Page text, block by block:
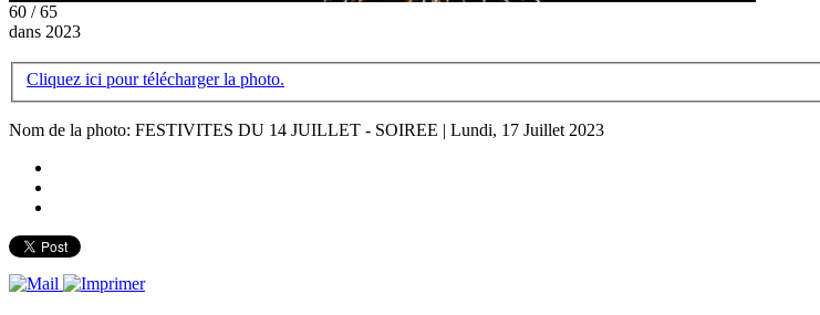
60 / 65
dans 2023
Cliquez ici pour télécharger la photo.
Nom de la photo: FESTIVITES DU 14 JUILLET - SOIREE | Lundi, 17 Juillet 2023